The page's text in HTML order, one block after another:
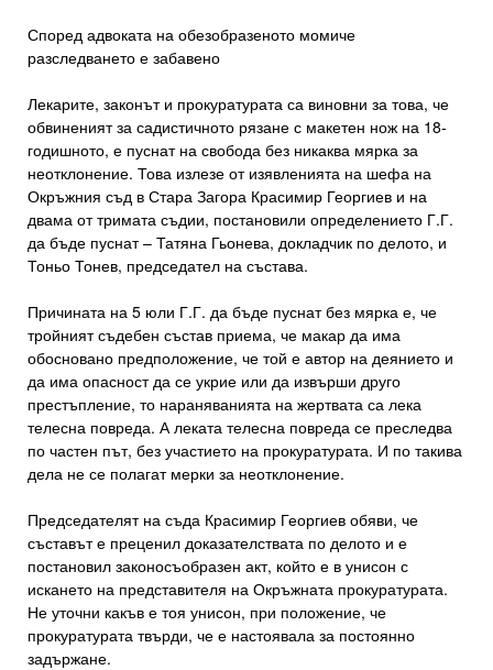
Според адвоката на обезобразеното момиче
разследването е забавено
Лекарите, законът и прокуратурата са виновни за това, че
обвиненият за садистичното рязане с макетен нож на 18-
годишното, е пуснат на свобода без никаква мярка за
неотклонение. Това излезе от изявленията на шефа на
Окръжния съд в Стара Загора Красимир Георгиев и на
двама от тримата съдии, постановили определението Г.Г.
да бъде пуснат – Татяна Гьонева, докладчик по делото, и
Тоньо Тонев, председател на състава.
Причината на 5 юли Г.Г. да бъде пуснат без мярка е, че
тройният съдебен състав приема, че макар да има
обосновано предположение, че той е автор на деянието и
да има опасност да се укрие или да извърши друго
престъпление, то нараняванията на жертвата са лека
телесна повреда. А леката телесна повреда се преследва
по частен път, без участието на прокуратурата. И по такива
дела не се полагат мерки за неотклонение.
Председателят на съда Красимир Георгиев обяви, че
съставът е преценил доказателствата по делото и е
постановил законосъобразен акт, който е в унисон с
искането на представителя на Окръжната прокуратурата.
Не уточни какъв е тоя унисон, при положение, че
прокуратурата твърди, че е настоявала за постоянно
задържане.